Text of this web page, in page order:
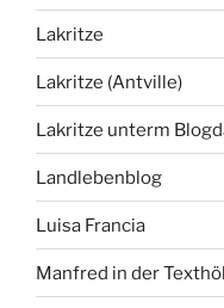
Lakritze
Lakritze (Antville)
Lakritze unterm
Landlebenblog
Luisa Francia
Manfred in der